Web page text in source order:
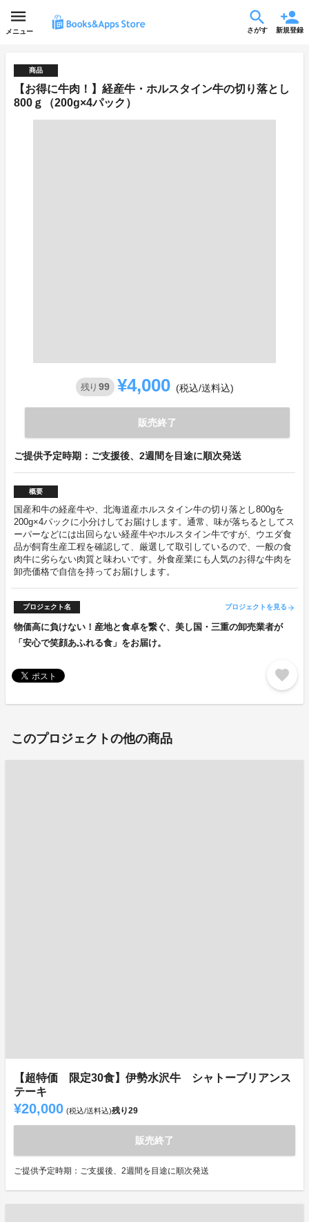
メニュー さがす 新規登録
商品
【お得に牛肉！】経産牛・ホルスタイン牛の切り落とし
800ｇ（200g×4パック）
残り 99 ¥4,000 (税込/送料込)
販売終了
ご提供予定時期：ご支援後、2週間を目途に順次発送
概要
国産和牛の経産牛や、北海道産ホルスタイン牛の切り落とし800gを
200g×4パックに小分けしてお届けします。通常、味が落ちるとしてス
ーパーなどには出回らない経産牛やホルスタイン牛ですが、ウエダ食
品が飼育生産工程を確認して、厳選して取引しているので、一般の食
肉牛に劣らない肉質と味わいです。外食産業にも人気のお得な牛肉を
卸売価格で自信を持ってお届けします。
プロジェクト名 プロジェクトを見る arrow_forward
物価高に負けない！産地と食卓を繋ぐ、美し国・三重の卸売業者が
「安心で笑顔あふれる食」をお届け。
favorite
このプロジェクトの他の商品
【超特価 限定30食】伊勢水沢牛 シャトーブリアンス
テーキ
¥20,000 (税込/送料込)残り29
販売終了
ご提供予定時期：ご支援後、2週間を目途に順次発送